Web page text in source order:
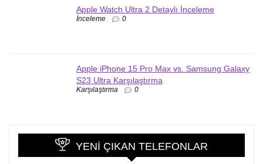
Apple Watch Ultra 2 Detaylı İnceleme
İnceleme 0
Apple iPhone 15 Pro Max vs. Samsung Galaxy
S23 Ultra Karşılaştırma
Karşılaştırma 0
YENI ÇIKAN TELEFONLAR